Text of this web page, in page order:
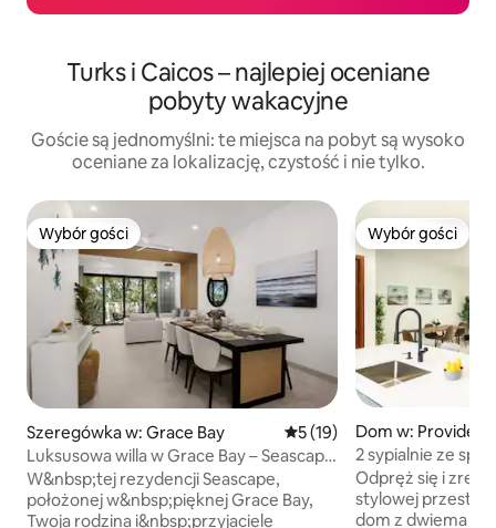
Turks i Caicos – najlepiej oceniane
pobyty wakacyjne
Goście są jednomyślni: te miejsca na pobyt są wysoko
oceniane za lokalizację, czystość i nie tylko.
Wybór gości
Wybór gości
Szeregówka w: Grace Bay Średnia ocena: 5 na 5,
5 (19)
Luksusowa willa w Grace Bay – Seascape
nr 16
W&nbsp;tej rezydencji Seascape,
położonej w&nbsp;pięknej Grace Bay,
Twoja rodzina i&nbsp;przyjaciele
Wybór gości
Wybór gości
Dom w:
2 sypialnie ze
Odpręż się i
stylowej
dom z dwiema